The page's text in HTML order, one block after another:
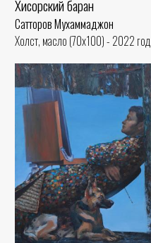
Хисорский баран
Сатторов Мухаммаджон
Холст, масло (70x100) - 2022 год